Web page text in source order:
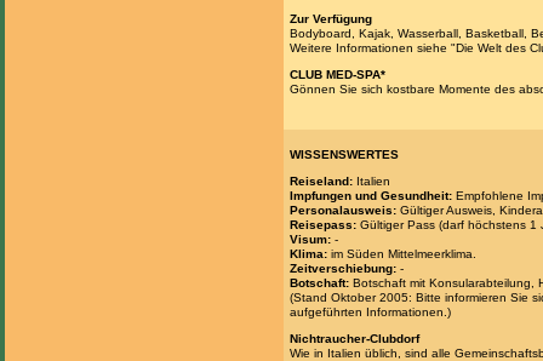
Zur Verfügung
Bodyboard, Kajak, Wasserball, Basketball,
Weitere Informationen siehe "Die Welt des
CLUB MED-SPA*
Gönnen Sie sich kostbare Momente des
WISSENSWERTES
Reiseland: Italien
Impfungen und Gesundheit: Empfohlene
Personalausweis: Gültiger Ausweis,
Reisepass: Gültiger Pass (darf höchstens
Visum: -
Klima: im Süden Mittelmeerklima.
Zeitverschiebung: -
Botschaft: Botschaft mit Konsularabteilung,
(Stand Oktober 2005: Bitte informieren Sie
aufgeführten Informationen.)
Nichtraucher-Clubdorf
Wie in Italien üblich, sind alle